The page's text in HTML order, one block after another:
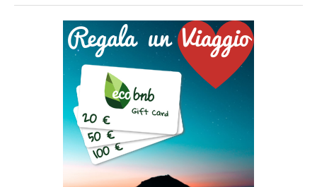
sentieri partono dal centro storico, le piste ciclabili
attraversano meleti e vallate, e il benessere non è soltanto
una parentesi alle terme, ma uno stile di vita quotidiano. Se
stai cercando […]